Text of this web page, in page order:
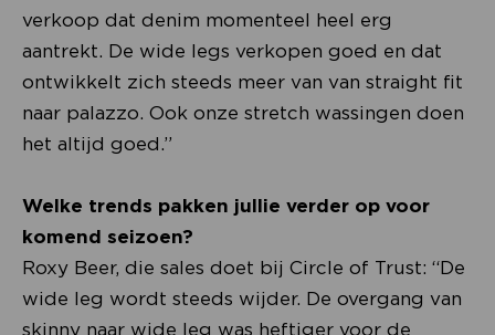
verkoop dat denim momenteel heel erg
aantrekt. De wide legs verkopen goed en dat
ontwikkelt zich steeds meer van van straight fit
naar palazzo. Ook onze stretch wassingen doen
het altijd goed.”
Welke trends pakken jullie verder op voor
komend seizoen?
Roxy Beer, die sales doet bij Circle of Trust: “De
wide leg wordt steeds wijder. De overgang van
skinny naar wide leg was heftiger voor de